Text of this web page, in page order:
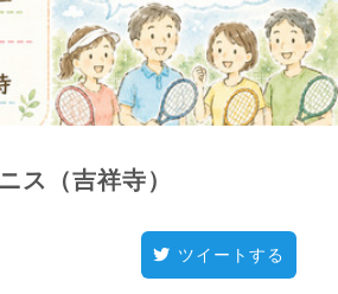
ス（吉祥寺）
ツイートする